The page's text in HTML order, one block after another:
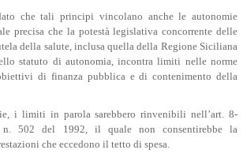
che tali principi vincolano anche le autonomie
precisa che la potestà legislativa concorrente delle
della salute, inclusa quella della Regione Siciliana
statuto di autonomia, incontra limiti nelle norme
di finanza pubblica e di contenimento della
i limiti in parola sarebbero rinvenibili nell’art. 8-
n. 502 del 1992, il quale non consentirebbe la
che eccedono il tetto di spesa.